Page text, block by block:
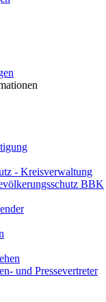
- Kreisverwaltung
BBK
und Pressevertreter